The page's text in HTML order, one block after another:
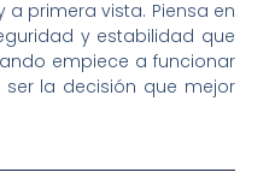
primera vista. Piensa en
y estabilidad que
empiece a funcionar
ser la decisión que mejor